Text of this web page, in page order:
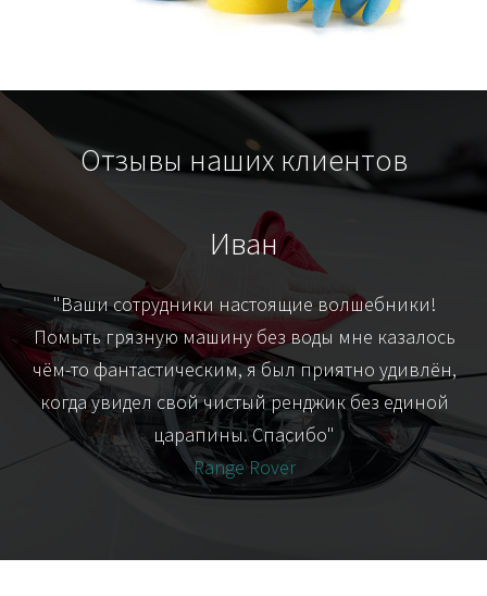
Отзывы наших клиентов
Иван
"Ваши сотрудники настоящие волшебники!
Помыть грязную машину без воды мне казалось
чём-то фантастическим, я был приятно удивлён,
когда увидел свой чистый ренджик без единой
царапины. Спасибо"
Range Rover